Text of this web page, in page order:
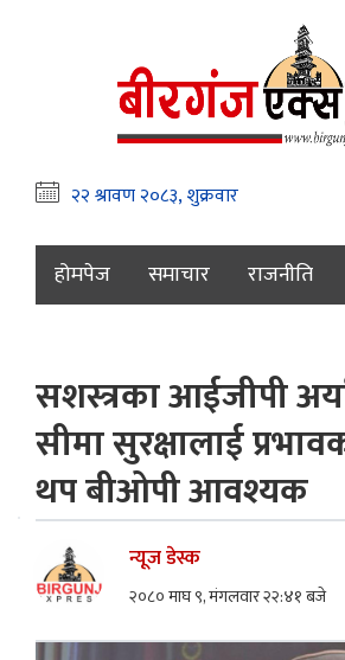
होमपेज समाचार राजनीति
सशस्त्रका आईजीपी
सीमा सुरक्षालाई
थप बीओपी आवश्यक
न्यूज डेस्क
२०८० माघ ९, मंगलवार २२:४१ बजे